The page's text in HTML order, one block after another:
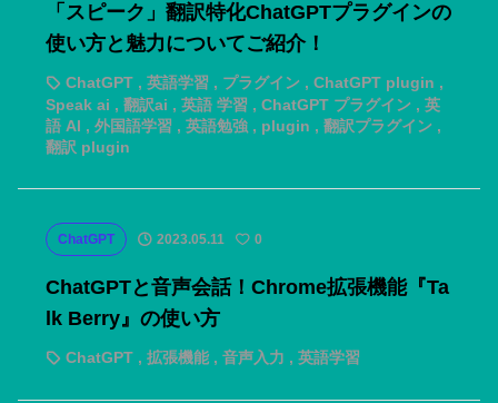
「スピーク」翻訳特化ChatGPTプラグインの
使い方と魅力についてご紹介！
ChatGPT , 英語学習 , プラグイン , ChatGPT plugin ,
Speak ai , 翻訳ai , 英語 学習 , ChatGPT プラグイン , 英
語 AI , 外国語学習 , 英語勉強 , plugin , 翻訳プラグイン ,
翻訳 plugin
ChatGPT 2023.05.11 0
ChatGPTと音声会話！Chrome拡張機能『Ta
lk Berry』の使い方
ChatGPT , 拡張機能, 音声入力 , 英語学習